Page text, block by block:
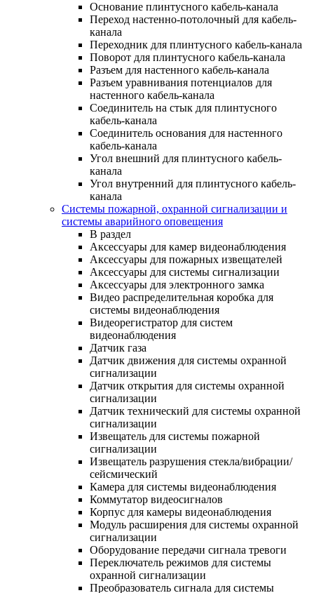
Основание плинтусного кабель-канала
Переход настенно-потолочный для кабель-
канала
Переходник для плинтусного кабель-канала
Поворот для плинтусного кабель-канала
Разъем для настенного кабель-канала
Разъем уравнивания потенциалов для
настенного кабель-канала
Соединитель на стык для плинтусного
кабель-канала
Соединитель основания для настенного
кабель-канала
Угол внешний для плинтусного кабель-
канала
Угол внутренний для плинтусного кабель-
канала
Системы пожарной, охранной сигнализации и
системы аварийного оповещения
В раздел
Аксессуары для камер видеонаблюдения
Аксессуары для пожарных извещателей
Аксессуары для системы сигнализации
Аксессуары для электронного замка
Видео распределительная коробка для
системы видеонаблюдения
Видеорегистратор для систем
видеонаблюдения
Датчик газа
Датчик движения для системы охранной
сигнализации
Датчик открытия для системы охранной
сигнализации
Датчик технический для системы охранной
сигнализации
Извещатель для системы пожарной
сигнализации
Извещатель разрушения стекла/вибрации/
сейсмический
Камера для системы видеонаблюдения
Коммутатор видеосигналов
Корпус для камеры видеонаблюдения
Модуль расширения для системы охранной
сигнализации
Оборудование передачи сигнала тревоги
Переключатель режимов для системы
охранной сигнализации
Преобразователь сигнала для системы